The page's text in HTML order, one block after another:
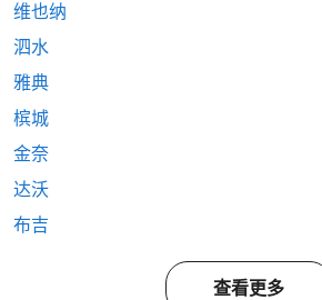
维也纳
泗水
雅典
槟城
金奈
达沃
布吉
查看更多